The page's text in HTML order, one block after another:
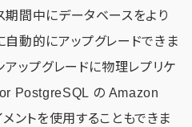
期間中にデータベースをより
動的にアップグレードできま
アップグレードに物理レプリケ
PostgreSQL の Amazon
ントを使用することもできま